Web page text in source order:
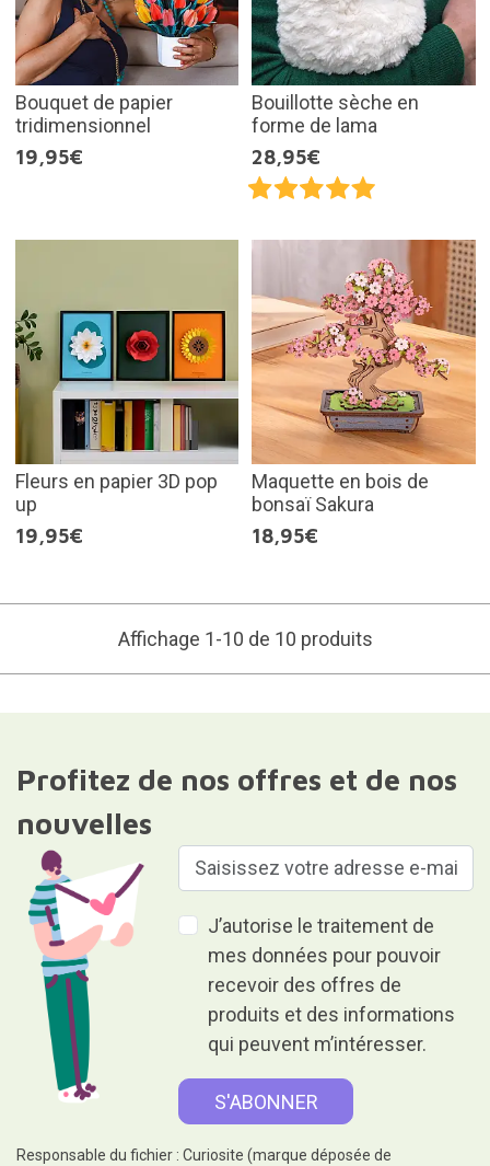
Bouquet de papier
tridimensionnel
19,95€
Bouillotte sèche en
forme de lama
28,95€
Fleurs en papier 3D pop
up
19,95€
Maquette en bois de
bonsaï Sakura
18,95€
Affichage 1-10 de 10 produits
Profitez de nos offres et de nos
nouvelles
J’autorise le traitement de
mes données pour pouvoir
recevoir des offres de
produits et des informations
qui peuvent m’intéresser.
Responsable du fichier : Curiosite (marque déposée de